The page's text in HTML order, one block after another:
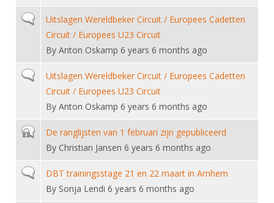
Vacatures
Contact
Medewerkers
Samenwerking
Formulieren
Alle Verenigingen
Nieuws
Rolstoelschermen
Wedstrijdkalender
KNAS Keurmerk
JEC
Veteranenwedstrijden
Wedstrijdorganisatie
Internationale Titeltoernooien
Internationale aanmeldingen
Internationale opleidingen
Opleidingen
Voor scheidsrechters
Nieuws
Scheidsrechterslijst
Scheidsrechter Documentatie
Opleidingen
Tuchtzaken
Normal topicUitslagen Wereldbeker Circuit / Europees Cadetten
Circuit / Europees U23 Circuit
By Anton Oskamp 6 years 6 months ago
Normal topicUitslagen Wereldbeker Circuit / Europees Cadetten
Circuit / Europees U23 Circuit
By Anton Oskamp 6 years 6 months ago
Closed topicDe ranglijsten van 1 februari zijn gepubliceerd
By Christian Jansen 6 years 6 months ago
Normal topicDBT trainingsstage 21 en 22 maart in Arnhem
By Sonja Lendi 6 years 6 months ago